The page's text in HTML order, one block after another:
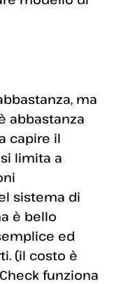
ma
abbastanza
capire il
limita a
sistema di
è bello
ed
(il costo è
funziona